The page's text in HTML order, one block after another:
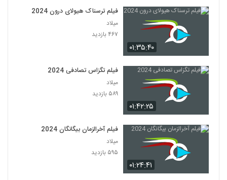
۰۱:۳۵:۴۰
فیلم ترسناک هیولای درون 2024
میلاد
۴۶۷ بازدید
۰۱:۴۲:۲۵
فیلم تگزاس تصادفی 2024
میلاد
۵۸۹ بازدید
۰۱:۲۴:۴۱
فیلم آخرالزمان بیگانگان 2024
میلاد
۵۹۵ بازدید